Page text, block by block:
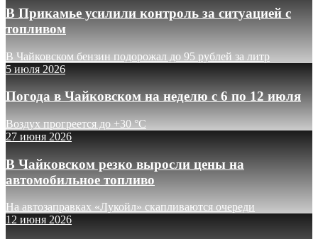
В Прикамье усилили контроль за ситуацией с
топливом
В Чайковском бензин подорожал до 95 рублей за литр
5 июля 2026
Погода в Чайковском на неделю с 6 по 12 июля
Воздух прогреется до +30 °C
27 июня 2026
В Чайковском резко выросли цены на
автомобильное топливо
На автозаправках «Лукойл» скапливаются очереди
12 июня 2026